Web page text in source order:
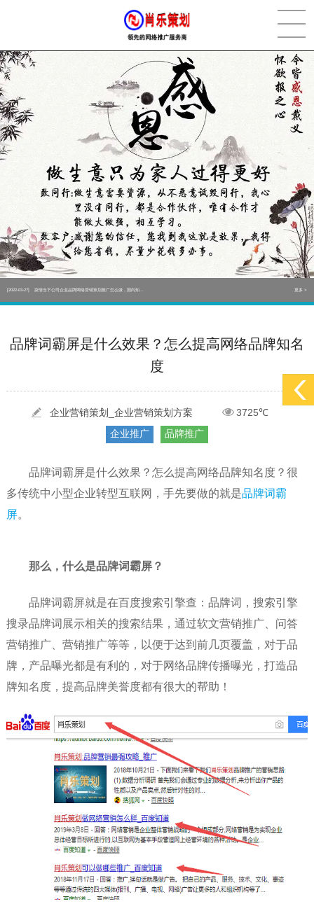
[2022-05-29] 实体门店如何做网络推广吸引客户，实体店网络营销技巧... 更多 >
[2022-05-04] 污水处理设备厂家产品如何做网络推广（污水处理项目网... 更多 >
[2022-03-27] 疫情当下公司企业品牌网络营销策划推广怎么做，国内知... 更多 >
[2022-05-29] 实体门店如何做网络推广吸引客户，实体店网络营销技巧... 更多 >
更多 >
品牌词霸屏是什么效果？怎么提高网络品牌知名
度
企业营销策划_企业营销策划方案
3725℃
企业推广
品牌推广
品牌词霸屏是什么效果？怎么提高网络品牌知名度？很
多传统中小型企业转型互联网，手先要做的就是品牌词霸
屏。
那么，什么是品牌词霸屏？
品牌词霸屏就是在百度搜索引擎查：品牌词，搜索引擎
搜录品牌词展示相关的搜索结果，通过软文营销推广、问答
营销推广、营销推广等等，以便于达到前几页覆盖，对于品
牌，产品曝光都是有利的，对于网络品牌传播曝光，打造品
牌知名度，提高品牌美誉度都有很大的帮助！